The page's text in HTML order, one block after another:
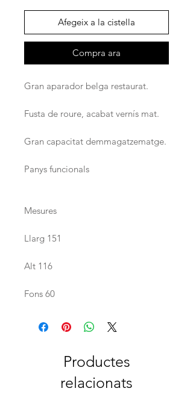
Afegeix a la cistella
Compra ara
Gran aparador belga restaurat.
Fusta de roure, acabat vernís mat.
Gran capacitat demmagatzematge.
Panys funcionals
Mesures
Llarg 151
Alt 116
Fons 60
Productes
relacionats